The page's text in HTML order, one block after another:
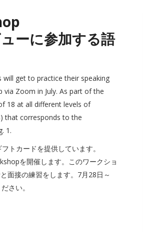
ーに参加する語
get to practice their speaking
via Zoom in July. As part of the
18 at all different levels of
that corresponds to the
1.
トカードを提供しています。
を開催します。このワークショ
面接の練習をします。7月28日～
さい。